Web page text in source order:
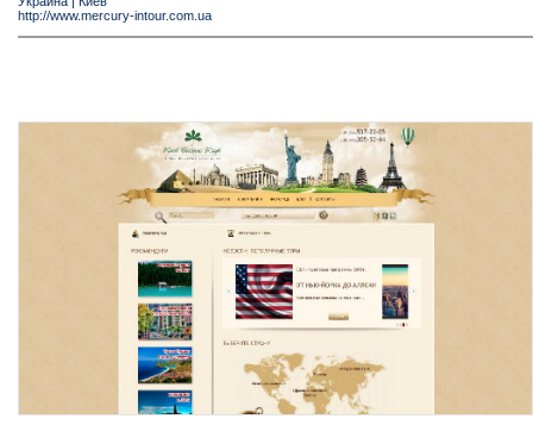
http://www.mercury-intour.com.ua